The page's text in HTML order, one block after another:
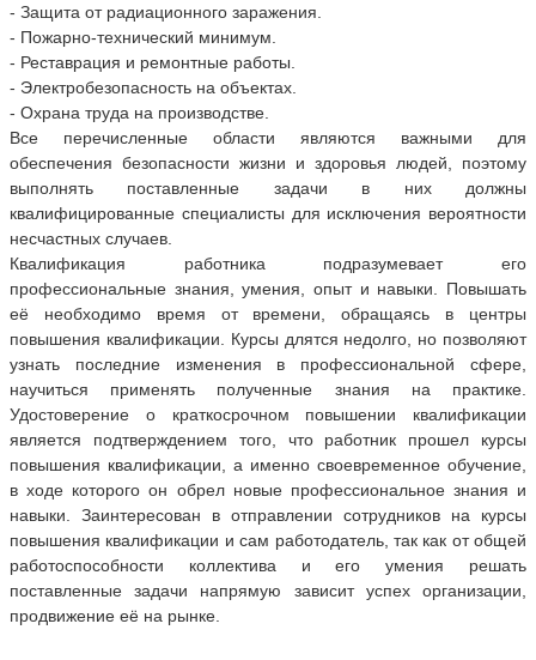
- Защита от радиационного заражения.
- Пожарно-технический минимум.
- Реставрация и ремонтные работы.
- Электробезопасность на объектах.
- Охрана труда на производстве.
Все перечисленные области являются важными для
обеспечения безопасности жизни и здоровья людей, поэтому
выполнять поставленные задачи в них должны
квалифицированные специалисты для исключения вероятности
несчастных случаев.
Квалификация работника подразумевает его
профессиональные знания, умения, опыт и навыки. Повышать
её необходимо время от времени, обращаясь в центры
повышения квалификации. Курсы длятся недолго, но позволяют
узнать последние изменения в профессиональной сфере,
научиться применять полученные знания на практике.
Удостоверение о краткосрочном повышении квалификации
является подтверждением того, что работник прошел курсы
повышения квалификации, а именно своевременное обучение,
в ходе которого он обрел новые профессиональное знания и
навыки. Заинтересован в отправлении сотрудников на курсы
повышения квалификации и сам работодатель, так как от общей
работоспособности коллектива и его умения решать
поставленные задачи напрямую зависит успех организации,
продвижение её на рынке.